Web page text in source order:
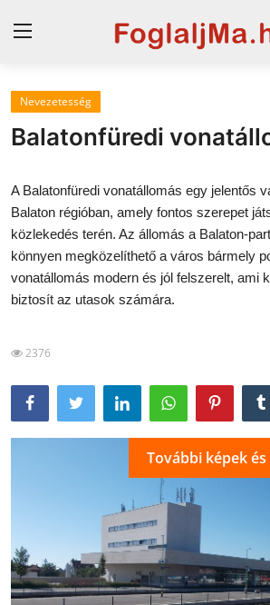
Magyarország
Szállások a Balatonon
Horvátország
Blog
Nevezetesség
Balatonfüredi
A Balatonfüredi vonatállomás egy jelentős
Balaton régióban, amely fontos szerepet
közlekedés terén. Az állomás a Balaton-
könnyen megközelíthető a város bármely
vonatállomás modern és jól felszerelt, ami
biztosít az utasok számára.
2376
További képek